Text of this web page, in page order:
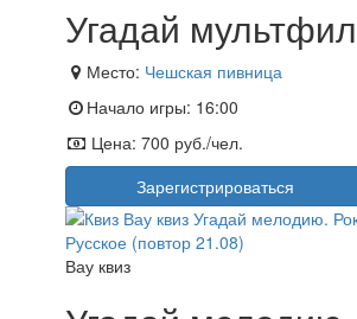
Угадай
Место: Чешская пивница
Начало игры: 16:00
Цена: 700 руб./чел.
Зарегистрироваться
Вау квиз